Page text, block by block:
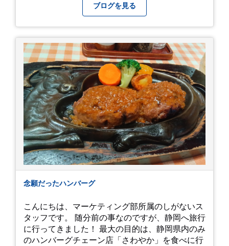
ブログを見る
念願だったハンバーグ
こんにちは、マーケティング部所属のしがないス
タッフです。 随分前の事なのですが、静岡へ旅行
に行ってきました！ 最大の目的は、静岡県内のみ
のハンバーグチェーン店「さわやか」を食べに行